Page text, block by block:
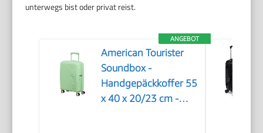
unterwegs bist oder privat reist.
ANGEBOT
American Tourister
Soundbox -
Handgepäckkoffer 55
x 40 x 20/23 cm -